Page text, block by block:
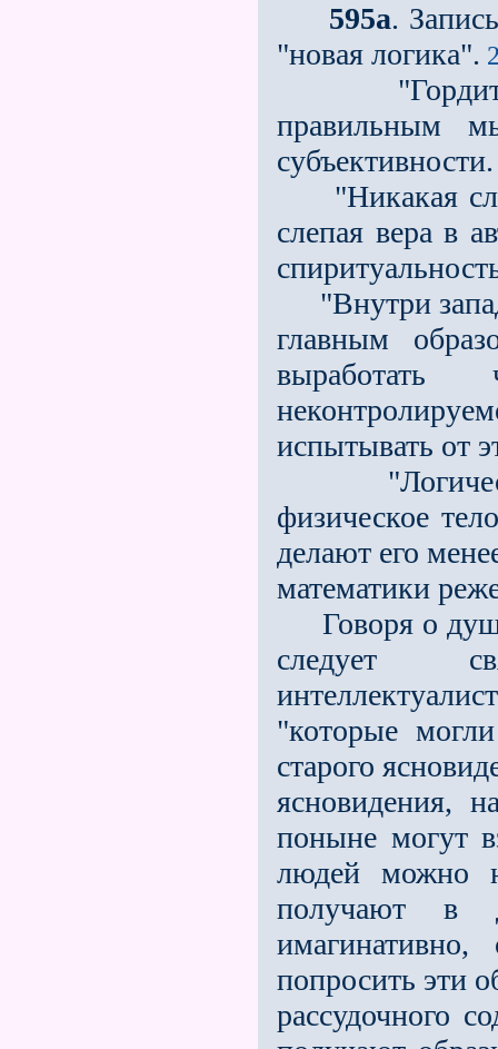
595а.
"новая логика".
правильным
субъективности.
"Никакая
слепая вера в
"Внутри
главным
выработать
испытывать от
физическое
делают его
математики
Говоря о душе
следует
"которые
старого
ясновидения,
поныне могут
людей можно
получают в
попросить эти
рассудочного